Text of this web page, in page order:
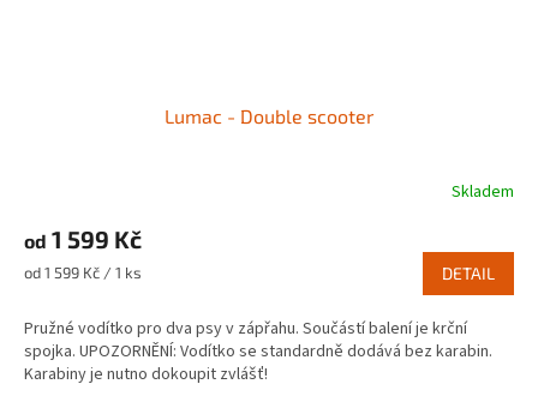
Lumac - Double scooter
Skladem
od 1 599 Kč
Měrná
od 1 599 Kč / 1 ks DETAIL
Pružné vodítko pro dva psy v zápřahu. Součástí balení je krční
spojka. UPOZORNĚNÍ: Vodítko se standardně dodává bez karabin.
Karabiny je nutno dokoupit zvlášť!